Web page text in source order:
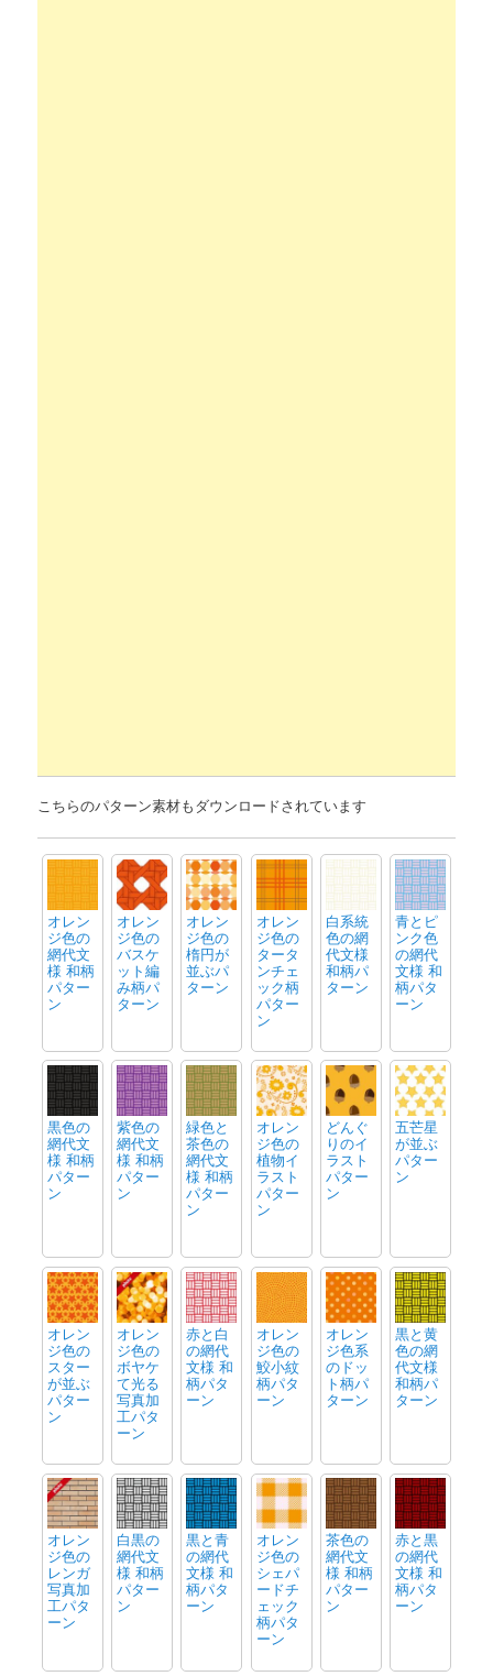
こちらのパターン素材もダウンロードされています
オレン
ジ色の
網代文
様 和柄
パター
ン
オレン
ジ色の
バスケ
ット編
み柄パ
ターン
オレン
ジ色の
楕円が
並ぶパ
ターン
オレン
ジ色の
タータ
ンチェ
ック柄
パター
ン
白系統
色の網
代文様
和柄パ
ターン
青とピ
ンク色
の網代
文様 和
柄パタ
ーン
黒色の
網代文
様 和柄
パター
ン
紫色の
網代文
様 和柄
パター
ン
緑色と
茶色の
網代文
様 和柄
パター
ン
オレン
ジ色の
植物イ
ラスト
パター
ン
どんぐ
りのイ
ラスト
パター
ン
五芒星
が並ぶ
パター
ン
オレン
ジ色の
スター
が並ぶ
パター
ン
オレン
ジ色の
ボヤケ
て光る
写真加
工パタ
ーン
赤と白
の網代
文様 和
柄パタ
ーン
オレン
ジ色の
鮫小紋
柄パタ
ーン
オレン
ジ色系
のドッ
ト柄パ
ターン
黒と黄
色の網
代文様
和柄パ
ターン
オレン
ジ色の
レンガ
写真加
工パタ
ーン
白黒の
網代文
様 和柄
パター
ン
黒と青
の網代
文様 和
柄パタ
ーン
オレン
ジ色の
シェパ
ードチ
ェック
柄パタ
ーン
茶色の
網代文
様 和柄
パター
ン
赤と黒
の網代
文様 和
柄パタ
ーン